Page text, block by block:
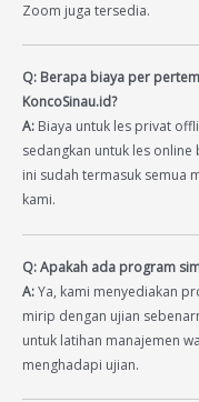
Zoom juga tersedia.
Q: Berapa biaya per
KoncoSinau.id?
A: Biaya untuk les privat
sedangkan untuk les
ini sudah termasuk semua
kami.
Q: Apakah ada program
A:Ya, kami menyediakan
mirip dengan ujian
untuk latihan manajemen
menghadapi ujian.